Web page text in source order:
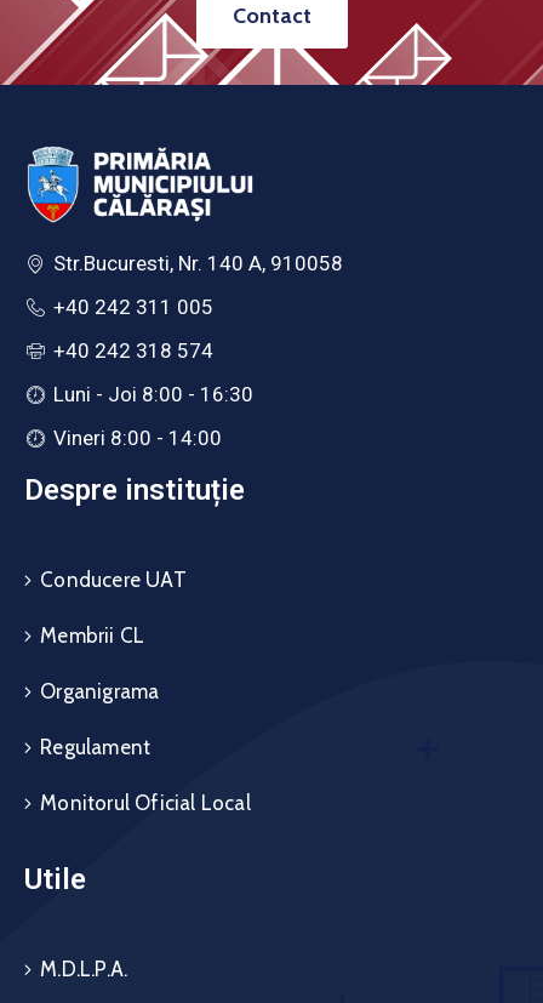
Contact
Str.Bucuresti, Nr. 140 A, 910058
+40 242 311 005
+40 242 318 574
Luni - Joi 8:00 - 16:30
Vineri 8:00 - 14:00
Despre instituție
Conducere UAT
Membrii CL
Organigrama
Regulament
Monitorul Oficial Local
Utile
M.D.L.P.A.